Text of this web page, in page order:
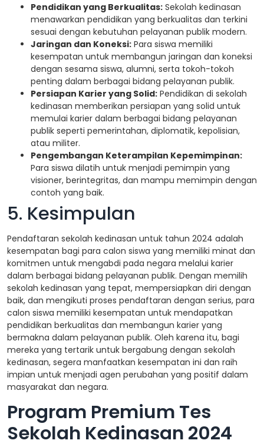
Pendidikan yang Berkualitas: Sekolah kedinasan
menawarkan pendidikan yang berkualitas dan terkini
sesuai dengan kebutuhan pelayanan publik modern.
Jaringan dan Koneksi: Para siswa memiliki
kesempatan untuk membangun jaringan dan koneksi
dengan sesama siswa, alumni, serta tokoh-tokoh
penting dalam berbagai bidang pelayanan publik.
Persiapan Karier yang Solid: Pendidikan di sekolah
kedinasan memberikan persiapan yang solid untuk
memulai karier dalam berbagai bidang pelayanan
publik seperti pemerintahan, diplomatik, kepolisian,
atau militer.
Pengembangan Keterampilan Kepemimpinan:
Para siswa dilatih untuk menjadi pemimpin yang
visioner, berintegritas, dan mampu memimpin dengan
contoh yang baik.
5. Kesimpulan
Pendaftaran sekolah kedinasan untuk tahun 2024 adalah
kesempatan bagi para calon siswa yang memiliki minat dan
komitmen untuk mengabdi pada negara melalui karier
dalam berbagai bidang pelayanan publik. Dengan memilih
sekolah kedinasan yang tepat, mempersiapkan diri dengan
baik, dan mengikuti proses pendaftaran dengan serius, para
calon siswa memiliki kesempatan untuk mendapatkan
pendidikan berkualitas dan membangun karier yang
bermakna dalam pelayanan publik. Oleh karena itu, bagi
mereka yang tertarik untuk bergabung dengan sekolah
kedinasan, segera manfaatkan kesempatan ini dan raih
impian untuk menjadi agen perubahan yang positif dalam
masyarakat dan negara.
Program Premium Tes
Sekolah Kedinasan 2024